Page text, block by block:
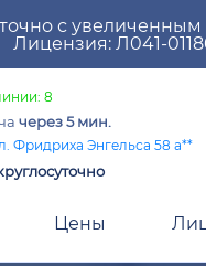
с
Лицензия: Л041-
8
через 5 мин.
Фридриха Энгельса 58 а**
Цены